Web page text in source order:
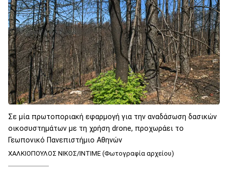
Σε μία πρωτοποριακή εφαρμογή για την αναδάσωση δασικών
οικοσυστημάτων με τη χρήση drone, προχωράει το
Γεωπονικό Πανεπιστήμιο Αθηνών
ΧΑΛΚΙΟΠΟΥΛΟΣ ΝΙΚΟΣ/ΙΝΤΙΜΕ (Φωτογραφία αρχείου)